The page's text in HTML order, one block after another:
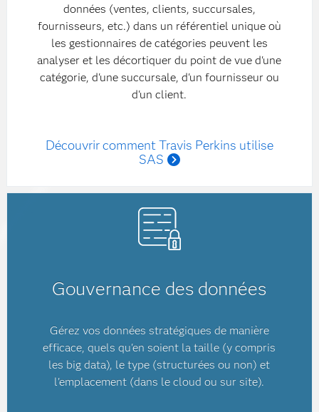
données (ventes, clients, succursales,
fournisseurs, etc.) dans un référentiel unique où
les gestionnaires de catégories peuvent les
analyser et les décortiquer du point de vue d'une
catégorie, d'une succursale, d'un fournisseur ou
d'un client.
Découvrir comment Travis Perkins utilise
SAS
Gouvernance des données
Gérez vos données stratégiques de manière
efficace, quels qu'en soient la taille (y compris
les big data), le type (structurées ou non) et
l'emplacement (dans le cloud ou sur site).